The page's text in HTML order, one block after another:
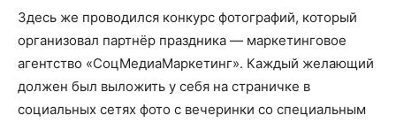
Здесь же проводился конкурс фотографий, который
организовал партнёр праздника — маркетинговое
агентство «СоцМедиаМаркетинг». Каждый желающий
должен был выложить у себя на страничке в
социальных сетях фото с вечеринки со специальным